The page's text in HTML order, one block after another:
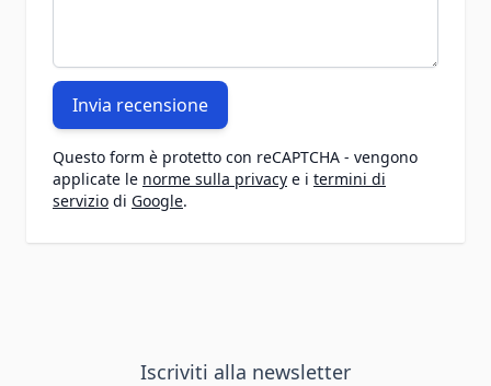
Invia recensione
Questo form è protetto con reCAPTCHA - vengono
applicate le norme sulla privacy e i termini di
servizio di Google.
Iscriviti alla newsletter